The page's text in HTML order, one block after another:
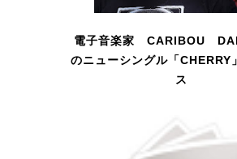
電子音楽家 CARIBOU
のニューシングル「CHERRY
ス